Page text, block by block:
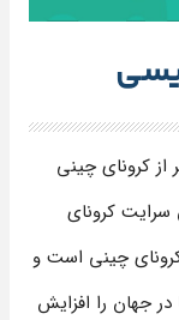
از کرونای چینی
کرونای
ویروس کرونای چینی است و
جهان را افزایش